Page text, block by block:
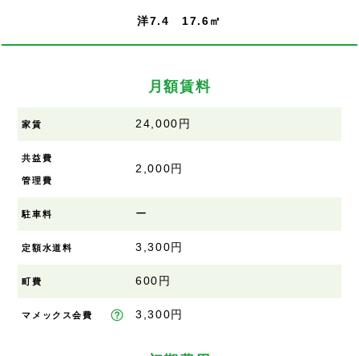
洋7.4 17.6㎡
月額賃料
家賃 24,000円
共益費
管理費
2,000円
駐車料 ー
定額水道料 3,300円
町費 600円
マメックス会費 3,300円